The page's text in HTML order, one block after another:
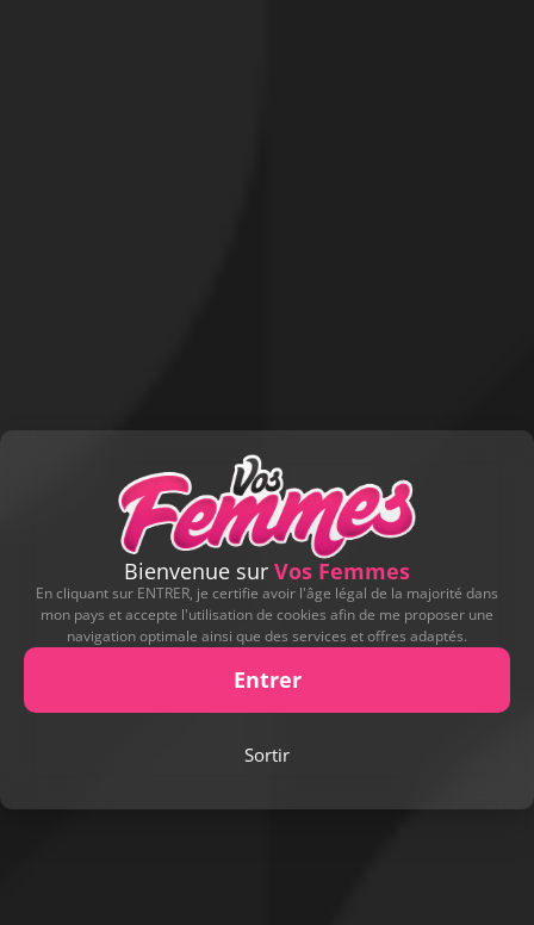
Bienvenue sur Vos Femmes
En cliquant sur ENTRER, je certifie avoir l'âge légal de la majorité dans
mon pays et accepte l'utilisation de cookies afin de me proposer une
navigation optimale ainsi que des services et offres adaptés.
Entrer
Sortir